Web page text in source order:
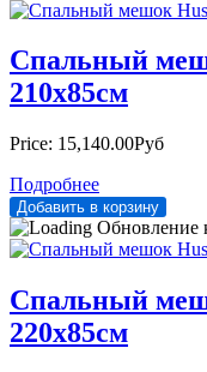
Спальный
210х85см
Price: 15,140.00Руб
Подробнее
Обновление
Спальный
220х85см